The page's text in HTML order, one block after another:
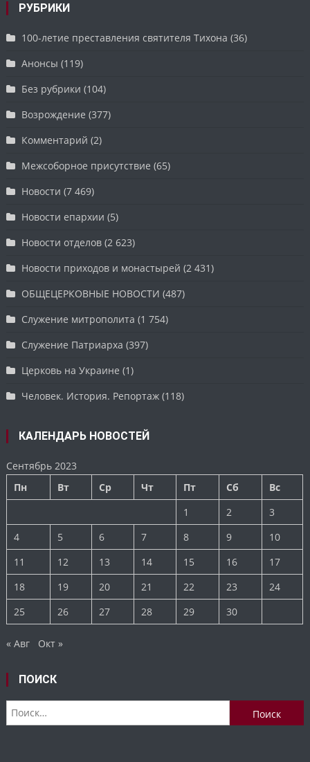
РУБРИКИ
100-летие преставления святителя Тихона (36)
Анонсы (119)
Без рубрики (104)
Возрождение (377)
Комментарий (2)
Межсоборное присутствие (65)
Новости (7 469)
Новости епархии (5)
Новости отделов (2 623)
Новости приходов и монастырей (2 431)
ОБЩЕЦЕРКОВНЫЕ НОВОСТИ (487)
Служение митрополита (1 754)
Служение Патриарха (397)
Церковь на Украине (1)
Человек. История. Репортаж (118)
КАЛЕНДАРЬ НОВОСТЕЙ
Сентябрь 2023
Пн
Вт Ср Чт Пт Сб
Вс
1
2
3
4
5 6 7 8 9
10
11
12 13 14 15 16
17
18
19 20 21 22 23
24
25
26 27 28 29 30
« Авг Окт »
ПОИСК
Найти: